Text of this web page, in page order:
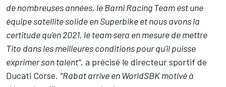
de nombreuses années, le Barni Racing Team est une
équipe satellite solide en Superbike et nous avons la
certitude qu'en 2021, le team sera en mesure de mettre
Tito dans les meilleures conditions pour qu'il puisse
exprimer son talent", a précisé le directeur sportif de
Ducati Corse. "Rabat arrive en WorldSBK motivé à